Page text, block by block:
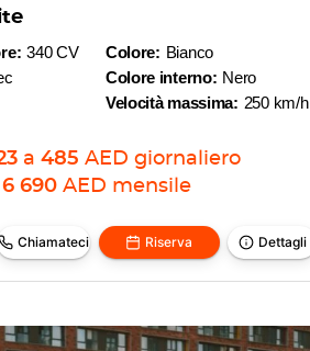
340 CV
Colore: Bianco
Colore interno: Nero
Velocità massima: 250 km/h
a 485 AED giornaliero
6 690 AED mensile
Chiamateci Riserva Dettagli